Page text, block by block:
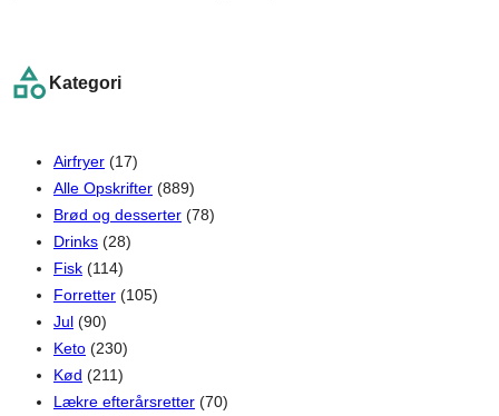
e
c
Kategori
Airfryer (17)
Alle Opskrifter (889)
Brød og desserter (78)
Drinks (28)
Fisk (114)
Forretter (105)
Jul (90)
Keto (230)
Kød (211)
Lækre efterårsretter (70)